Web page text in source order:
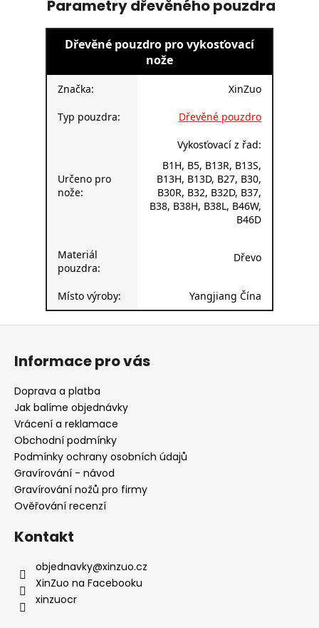
Parametry dřevěného pouzdra
Dřevěné pouzdro pro vykosťovací
nože
Značka: XinZuo
Typ pouzdra: Dřevěné pouzdro
Určeno pro
nože:
Vykosťovací z řad:
B1H, B5, B13R, B13S,
B13H, B13D, B27, B30,
B30R, B32, B32D, B37,
B38, B38H, B38L, B46W,
B46D
Materiál
pouzdra:
Dřevo
Místo výroby: Yangjiang Čína
Informace pro vás
Doprava a platba
Jak balíme objednávky
Vrácení a reklamace
Obchodní podmínky
Podmínky ochrany osobních údajů
Gravírování - návod
Gravírování nožů pro firmy
Ověřování recenzí
Kontakt
objednavky@xinzuo.cz
XinZuo na Facebooku
xinzuocr